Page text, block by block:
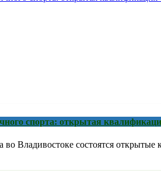
спорта: открытая
во Владивостоке состоятся